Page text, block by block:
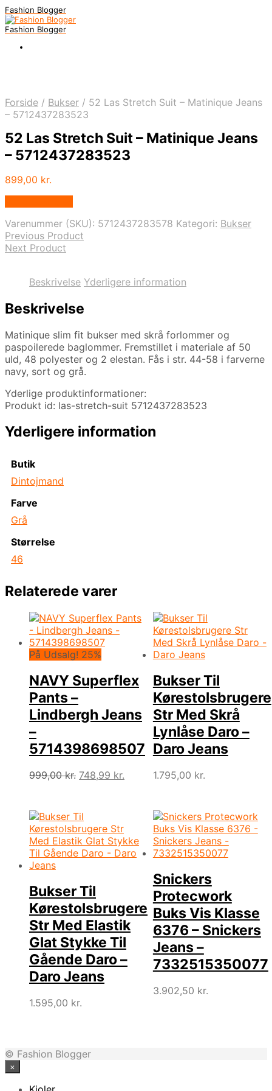
Fashion Blogger
Fashion Blogger
Forside / Bukser / 52 Las Stretch Suit – Matinique Jeans
– 5712437283523
52 Las Stretch Suit – Matinique Jeans
– 5712437283523
899,00 kr.
Varenummer (SKU): 5712437283578 Kategori: Bukser
Previous Product
Next Product
Beskrivelse Yderligere information
Beskrivelse
Matinique slim fit bukser med skrå forlommer og
paspoilerede baglommer. Fremstillet i materiale af 50
uld, 48 polyester og 2 elestan. Fås i str. 44-58 i farverne
navy, sort og grå.
Yderlige produktinformationer:
Produkt id: las-stretch-suit 5712437283523
Yderligere information
Butik
Dintojmand
Farve
Grå
Størrelse
46
Relaterede varer
På Udsalg! 25%
NAVY Superflex
Pants –
Lindbergh Jeans
–
5714398698507
999,00kr. Den
var:
999,00 kr..
748,99 kr.
748,99 kr..
Bukser Til
Kørestolsbrugere
Str Med Skrå
Lynlåse Daro –
Daro Jeans
1.795,00 kr.
Bukser Til
Kørestolsbrugere
Str Med Elastik
Glat Stykke Til
Gående Daro –
Daro Jeans
1.595,00 kr.
Snickers
Protecwork
Buks Vis Klasse
6376 – Snickers
Jeans –
7332515350077
3.902,50 kr.
© Fashion Blogger
×